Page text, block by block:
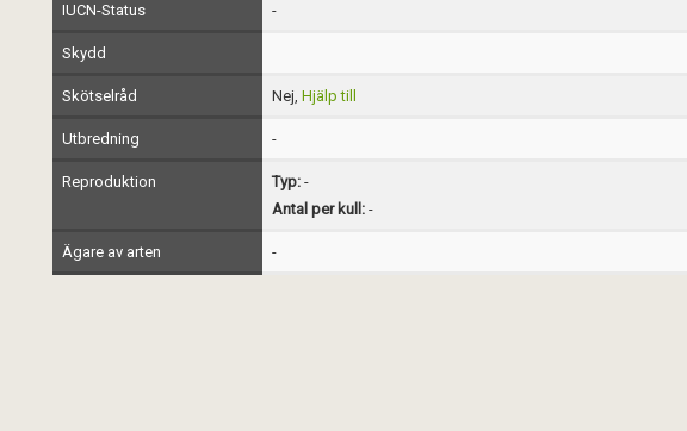
IUCN-Status -
Skydd
Skötselråd Nej, Hjälp till
Utbredning -
Reproduktion Typ:-
Antal per kull:-
Ägare av arten -